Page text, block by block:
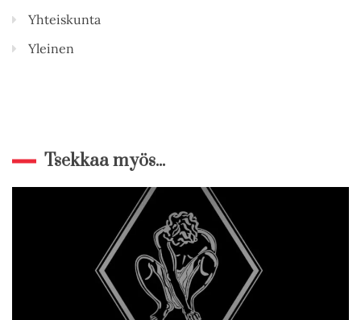
Yhteiskunta
Yleinen
Tsekkaa myös...